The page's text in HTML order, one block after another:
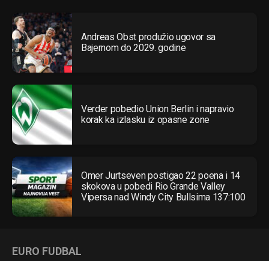
Andreas Obst produžio ugovor sa
Bajernom do 2029. godine
Verder pobedio Union Berlin i napravio
korak ka izlasku iz opasne zone
Omer Jurtseven postigao 22 poena i 14
skokova u pobedi Rio Grande Valley
Vipersa nad Windy City Bullsima 137:100
EURO FUDBAL